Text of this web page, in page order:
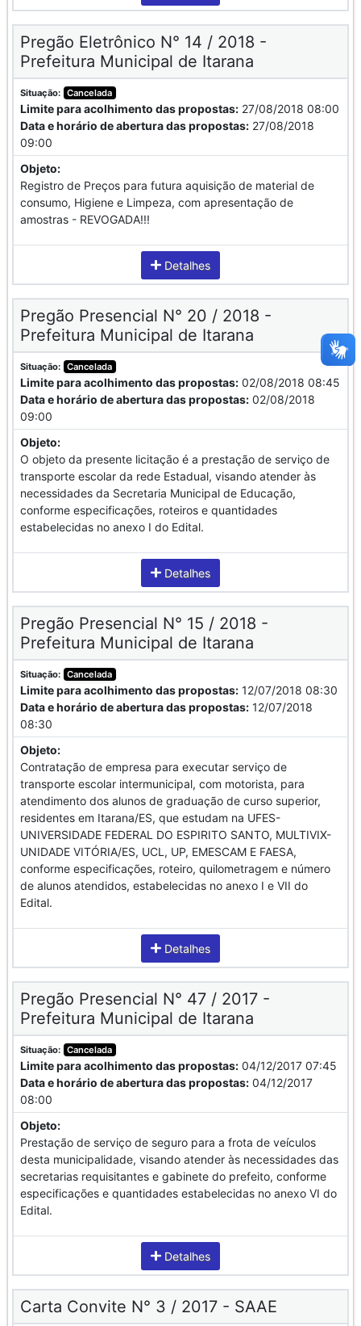
Pregão Eletrônico N° 14 / 2018 -
Prefeitura Municipal de Itarana
Situação: Cancelada
Limite para acolhimento das propostas: 27/08/2018 08:00
Data e horário de abertura das propostas: 27/08/2018
09:00
Objeto:
Registro de Preços para futura aquisição de material de
consumo, Higiene e Limpeza, com apresentação de
amostras - REVOGADA!!!
Detalhes
Pregão Presencial N° 20 / 2018 -
Prefeitura Municipal de Itarana
Situação: Cancelada
Limite para acolhimento das propostas: 02/08/2018 08:45
Data e horário de abertura das propostas: 02/08/2018
09:00
Objeto:
O objeto da presente licitação é a prestação de serviço de
transporte escolar da rede Estadual, visando atender às
necessidades da Secretaria Municipal de Educação,
conforme especificações, roteiros e quantidades
estabelecidas no anexo I do Edital.
Detalhes
Pregão Presencial N° 15 / 2018 -
Prefeitura Municipal de Itarana
Situação: Cancelada
Limite para acolhimento das propostas: 12/07/2018 08:30
Data e horário de abertura das propostas: 12/07/2018
08:30
Objeto:
Contratação de empresa para executar serviço de
transporte escolar intermunicipal, com motorista, para
atendimento dos alunos de graduação de curso superior,
residentes em Itarana/ES, que estudam na UFES-
UNIVERSIDADE FEDERAL DO ESPIRITO SANTO, MULTIVIX-
UNIDADE VITÓRIA/ES, UCL, UP, EMESCAM E FAESA,
conforme especificações, roteiro, quilometragem e número
de alunos atendidos, estabelecidas no anexo I e VII do
Edital.
Detalhes
Pregão Presencial N° 47 / 2017 -
Prefeitura Municipal de Itarana
Situação: Cancelada
Limite para acolhimento das propostas: 04/12/2017 07:45
Data e horário de abertura das propostas: 04/12/2017
08:00
Objeto:
Prestação de serviço de seguro para a frota de veículos
desta municipalidade, visando atender às necessidades das
secretarias requisitantes e gabinete do prefeito, conforme
especificações e quantidades estabelecidas no anexo VI do
Edital.
Detalhes
Carta Convite N° 3 / 2017 - SAAE